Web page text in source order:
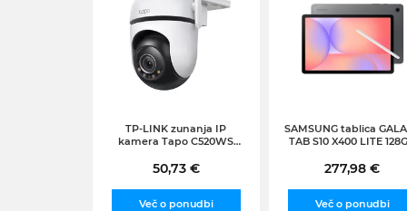
TP-LINK zunanja IP
kamera Tapo C520WS
osvetlitev)
50,73 €
Več o ponudbi
SAMSUNG tablica
TAB S10 X400 LITE
siva
277,98 €
Več o ponudbi